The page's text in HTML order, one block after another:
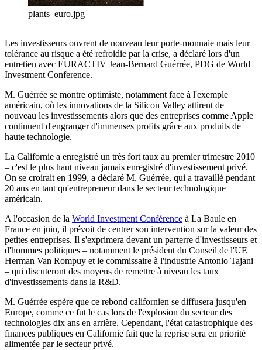
plants_euro.jpg
Les investisseurs ouvrent de nouveau leur porte-monnaie mais leur
tolérance au risque a été refroidie par la crise, a déclaré lors d'un
entretien avec EURACTIV Jean-Bernard Guérrée, PDG de World
Investment Conference.
M. Guérrée se montre optimiste, notamment face à l'exemple
américain, où les innovations de la Silicon Valley attirent de
nouveau les investissements alors que des entreprises comme Apple
continuent d'engranger d'immenses profits grâce aux produits de
haute technologie.
La Californie a enregistré un très fort taux au premier trimestre 2010
– c'est le plus haut niveau jamais enregistré d'investissement privé.
On se croirait en 1999, a déclaré M. Guérrée, qui a travaillé pendant
20 ans en tant qu'entrepreneur dans le secteur technologique
américain.
A l'occasion de la World Investment Conférence à La Baule en
France en juin, il prévoit de centrer son intervention sur la valeur des
petites entreprises. Il s'exprimera devant un parterre d'investisseurs et
d'hommes politiques – notamment le président du Conseil de l'UE
Herman Van Rompuy et le commissaire à l'industrie Antonio Tajani
– qui discuteront des moyens de remettre à niveau les taux
d'investissements dans la R&D.
M. Guérrée espère que ce rebond californien se diffusera jusqu'en
Europe, comme ce fut le cas lors de l'explosion du secteur des
technologies dix ans en arrière. Cependant, l'état catastrophique des
finances publiques en Californie fait que la reprise sera en priorité
alimentée par le secteur privé.